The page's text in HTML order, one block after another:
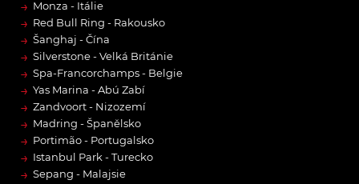
→ Monza - Itálie
→ Red Bull Ring - Rakousko
→ Šanghaj - Čína
→ Silverstone - Velká Británie
→ Spa-Francorchamps - Belgie
→ Yas Marina - Abú Zabí
→ Zandvoort - Nizozemí
→ Madring - Španělsko
→ Portimão - Portugalsko
→ Istanbul Park - Turecko
→ Sepang - Malajsie